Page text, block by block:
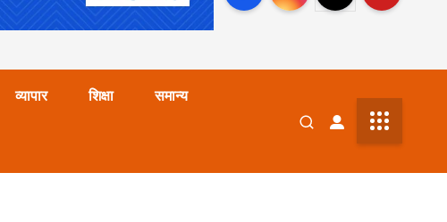
व्यापार शिक्षा समान्य